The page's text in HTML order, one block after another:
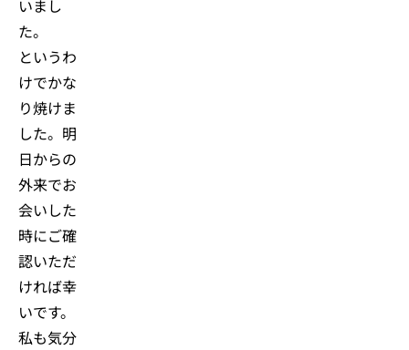
いまし
た。
というわ
けでかな
り焼けま
した。明
日からの
外来でお
会いした
時にご確
認いただ
ければ幸
いです。
私も気分